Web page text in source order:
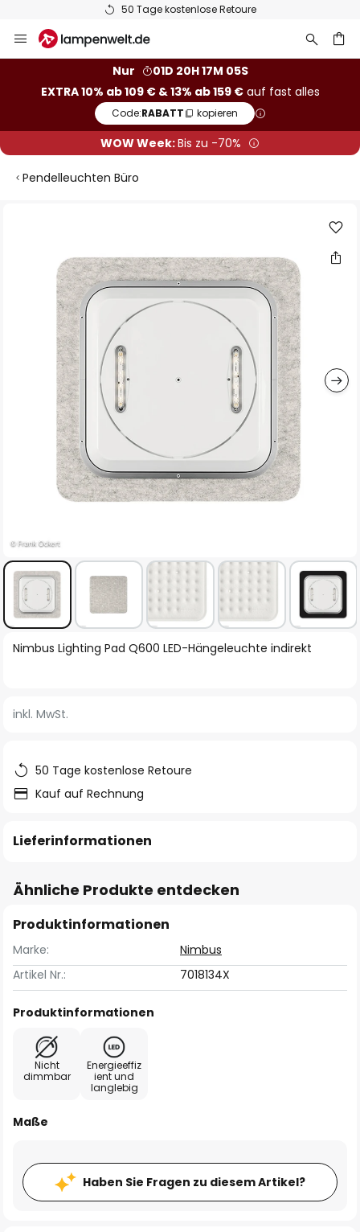
50 Tage kostenlose Retoure
Inhalt
Nur
01D 20H 17M 05S
EXTRA 10% ab 109 € & 13% ab 159 €auf fast alles
Code:RABATT kopieren
WOW Week:Bis zu -70%
Pendelleuchten Büro
Bildgalerie
springen
Zum
springen
Nimbus Lighting Pad Q600 LED-Hängeleuchte indirekt
inkl. MwSt.
50 Tage kostenlose Retoure
Kauf auf Rechnung
Lieferinformationen
Ähnliche Produkte entdecken
Produktinformationen
Marke:
Nimbus
Artikel Nr.:
7018134X
Produktinformationen
Nicht
dimmbar
Energieeffiz
ient und
langlebig
Maße
Haben Sie Fragen zu diesem Artikel?